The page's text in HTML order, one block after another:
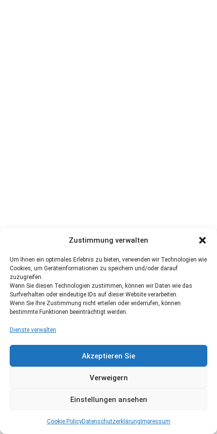
Zustimmung verwalten
Um Ihnen ein optimales Erlebnis zu bieten, verwenden wir Technologien wie
Cookies, um Geräteinformationen zu speichern und/oder darauf
zuzugreifen.
Wenn Sie diesen Technologien zustimmen, können wir Daten wie das
Surfverhalten oder eindeutige IDs auf dieser Website verarbeiten.
Wenn Sie Ihre Zustimmung nicht erteilen oder widerrufen, können
bestimmte Funktionen beeinträchtigt werden.
Dienste verwalten
Akzeptieren Sie
Verweigern
Einstellungen ansehen
Cookie PolicyDatenschutzerklärung Impressum